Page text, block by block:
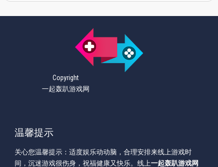
Copyright
一起轰趴游戏网
温馨提示
关心您温馨提示：适度娱乐动动脑，合理安排来线上游戏时
间，沉迷游戏很伤身，祝福健康又快乐。线上一起轰趴游戏网